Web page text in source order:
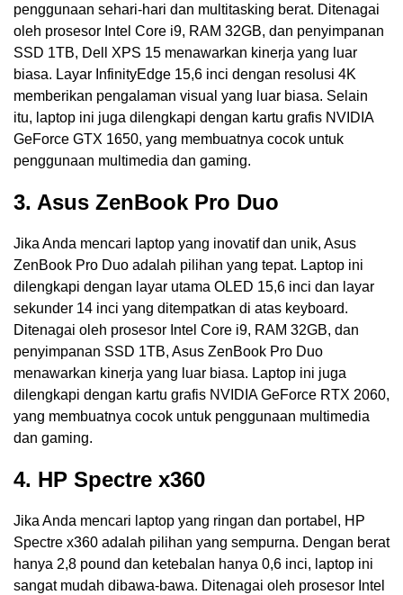
penggunaan sehari-hari dan multitasking berat. Ditenagai
oleh prosesor Intel Core i9, RAM 32GB, dan penyimpanan
SSD 1TB, Dell XPS 15 menawarkan kinerja yang luar
biasa. Layar InfinityEdge 15,6 inci dengan resolusi 4K
memberikan pengalaman visual yang luar biasa. Selain
itu, laptop ini juga dilengkapi dengan kartu grafis NVIDIA
GeForce GTX 1650, yang membuatnya cocok untuk
penggunaan multimedia dan gaming.
3. Asus ZenBook Pro Duo
Jika Anda mencari laptop yang inovatif dan unik, Asus
ZenBook Pro Duo adalah pilihan yang tepat. Laptop ini
dilengkapi dengan layar utama OLED 15,6 inci dan layar
sekunder 14 inci yang ditempatkan di atas keyboard.
Ditenagai oleh prosesor Intel Core i9, RAM 32GB, dan
penyimpanan SSD 1TB, Asus ZenBook Pro Duo
menawarkan kinerja yang luar biasa. Laptop ini juga
dilengkapi dengan kartu grafis NVIDIA GeForce RTX 2060,
yang membuatnya cocok untuk penggunaan multimedia
dan gaming.
4. HP Spectre x360
Jika Anda mencari laptop yang ringan dan portabel, HP
Spectre x360 adalah pilihan yang sempurna. Dengan berat
hanya 2,8 pound dan ketebalan hanya 0,6 inci, laptop ini
sangat mudah dibawa-bawa. Ditenagai oleh prosesor Intel